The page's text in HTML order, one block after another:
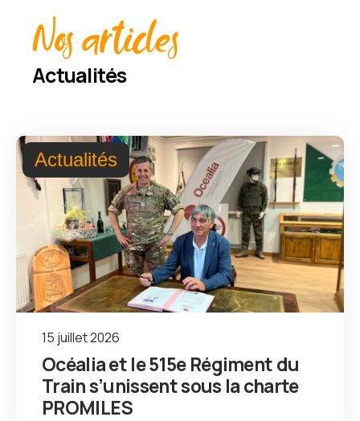
Nos articles
Actualités
Actualités
15 juillet 2026
Océalia et le 515e Régiment du
Train s’unissent sous la charte
PROMILES